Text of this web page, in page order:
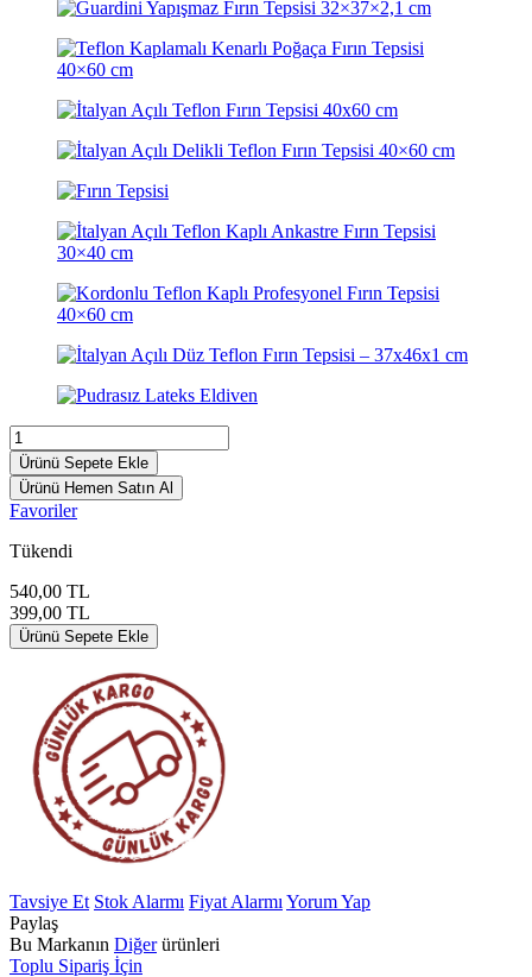
Ürünü Sepete Ekle
Ürünü Hemen Satın Al
Favoriler
Tükendi
540,00 TL
399,00 TL
Ürünü Sepete Ekle
Tavsiye Et Stok Alarmı Fiyat Alarmı Yorum Yap
Paylaş
Bu Markanın Diğerürünleri
Toplu Sipariş İçin